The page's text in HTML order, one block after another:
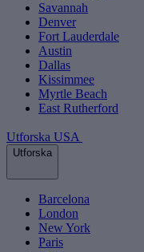
Savannah
Denver
Fort Lauderdale
Austin
Dallas
Kissimmee
Myrtle Beach
East Rutherford
Utforska USA
Utforska
Barcelona
London
New York
Paris